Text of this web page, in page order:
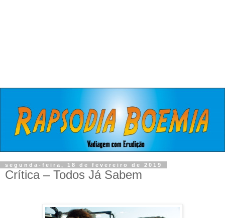
segunda-feira, 18 de fevereiro de 2019
Crítica – Todos Já Sabem